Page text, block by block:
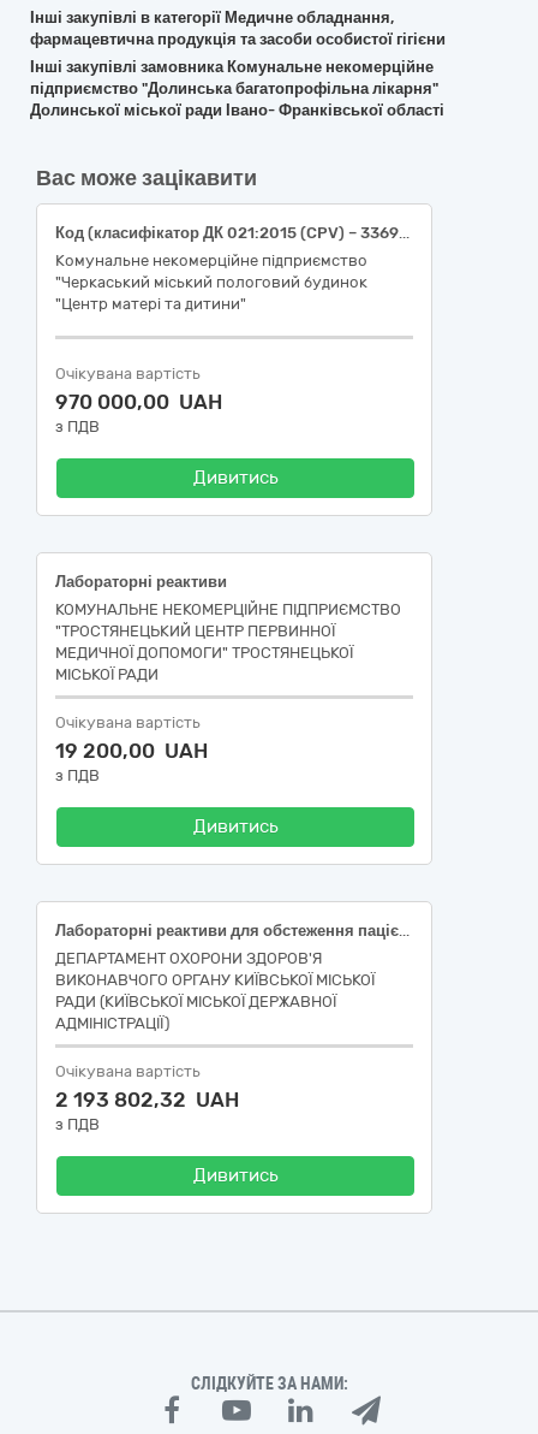
Інші закупівлі в категорії Медичне обладнання,
фармацевтична продукція та засоби особистої гігієни
Інші закупівлі замовника Комунальне некомерційне
підприємство "Долинська багатопрофільна лікарня"
Долинської міської ради Івано- Франківської області
Вас може зацікавити
Код (класифікатор ДК
Комунальне некомерційне підприємство
"Черкаський міський пологовий будинок
"Центр матері та дитини"
Очікувана вартість
970 000,00 UAH
з ПДВ
Дивитись
Лабораторні реактиви
КОМУНАЛЬНЕ НЕКОМЕРЦІЙНЕ ПІДПРИЄМСТВО
"ТРОСТЯНЕЦЬКИЙ ЦЕНТР ПЕРВИННОЇ
МЕДИЧНОЇ ДОПОМОГИ" ТРОСТЯНЕЦЬКОЇ
МІСЬКОЇ РАДИ
Очікувана вартість
19 200,00 UAH
з ПДВ
Дивитись
Лабораторні реактиви для обстеження пацієнтів із захворюваннями нирок, 2 лоти
ДЕПАРТАМЕНТ ОХОРОНИ ЗДОРОВ'Я
ВИКОНАВЧОГО ОРГАНУ КИЇВСЬКОЇ МІСЬКОЇ
РАДИ (КИЇВСЬКОЇ МІСЬКОЇ ДЕРЖАВНОЇ
АДМІНІСТРАЦІЇ)
Очікувана вартість
2 193 802,32 UAH
з ПДВ
Дивитись
СЛІДКУЙТЕ ЗА НАМИ: